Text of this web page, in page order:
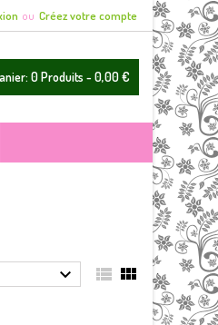
ou Créez votre compte
0Produits - 0,00 €
  